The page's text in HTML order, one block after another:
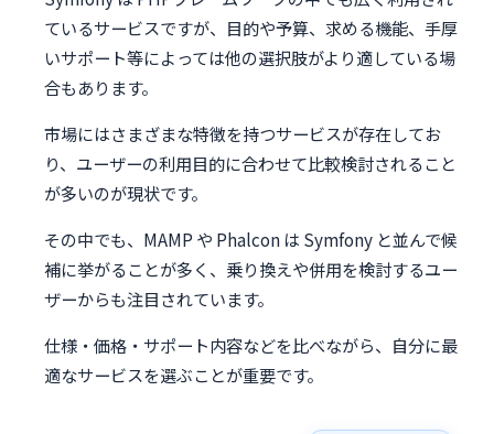
ているサービスですが、目的や予算、求める機能、手厚
いサポート等によっては他の選択肢がより適している場
合もあります。
市場にはさまざまな特徴を持つサービスが存在してお
り、ユーザーの利用目的に合わせて比較検討されること
が多いのが現状です。
その中でも、MAMP や Phalcon は Symfony と並んで候
補に挙がることが多く、乗り換えや併用を検討するユー
ザーからも注目されています。
仕様・価格・サポート内容などを比べながら、自分に最
適なサービスを選ぶことが重要です。